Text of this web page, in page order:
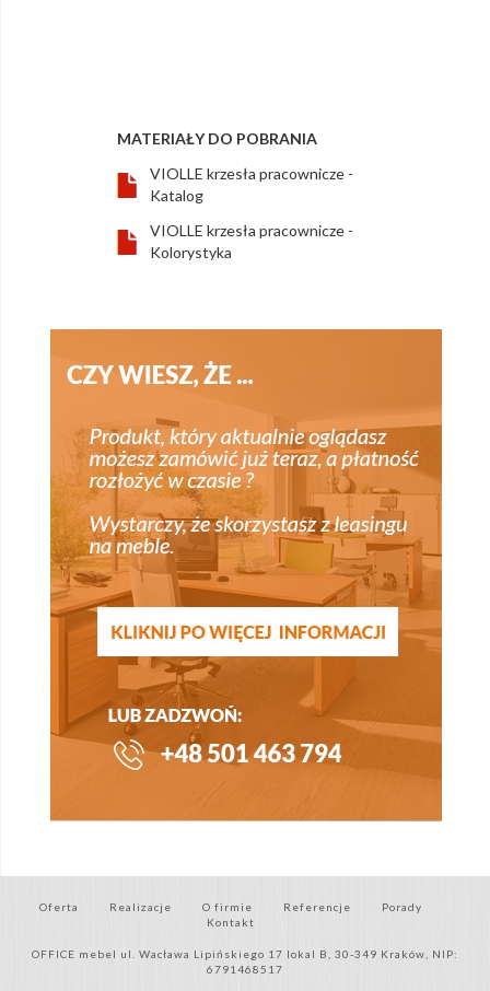
MATERIAŁY DO POBRANIA
VIOLLE krzesła pracownicze -
Katalog
VIOLLE krzesła pracownicze -
Kolorystyka
Oferta Realizacje O firmie Referencje
Porady
Kontakt
OFFICE mebel ul. Wacława Lipińskiego 17 lokal B, 30-349 Kraków, NIP:
6791468517